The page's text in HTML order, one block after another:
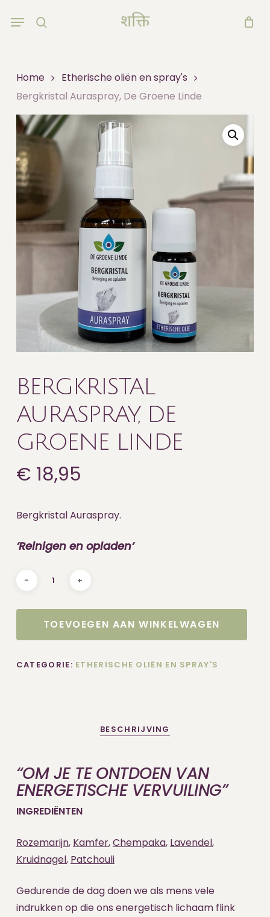
Menu
Home
Etherische oliën en spray's
Bergkristal Auraspray, De Groene Linde
BERGKRISTAL
AURASPRAY, DE
GROENE LINDE
€ 18,95
Bergkristal Auraspray.
’Reinigen en opladen’
TOEVOEGEN AAN WINKELWAGEN
CATEGORIE: ETHERISCHE OLIËN EN SPRAY'S
BESCHRIJVING
“OM JE TE ONTDOEN VAN
ENERGETISCHE VERVUILING”
INGREDIËNTEN
Rozemarijn, Kamfer,Chempaka, Lavendel,
Kruidnagel, Patchouli
Gedurende de dag doen we als mens vele
indrukken op die ons energetisch lichaam flink